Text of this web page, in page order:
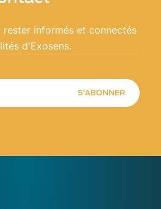
informés et connectés
d'Exosens.
S'ABONNER